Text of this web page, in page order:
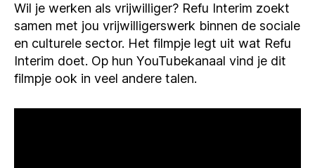
Wil je werken als vrijwilliger? Refu Interim zoekt
samen met jou vrijwilligerswerk binnen de sociale
en culturele sector. Het filmpje legt uit wat Refu
Interim doet. Op hun YouTubekanaal vind je dit
filmpje ook in veel andere talen.